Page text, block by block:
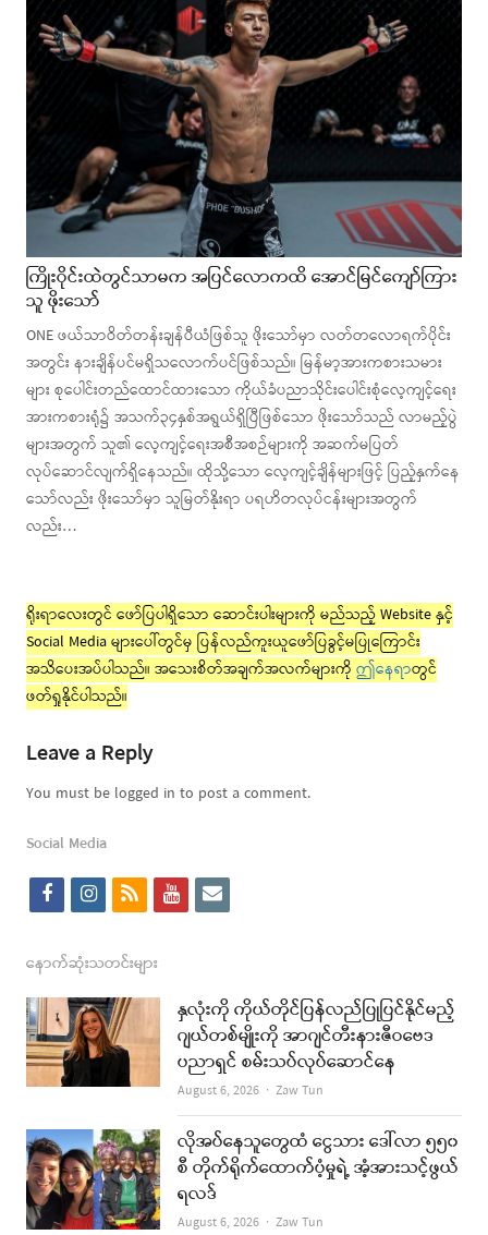
ကြိုးဝိုင်းထဲတွင်သာမက အပြင်လောကထိ အောင်မြင်ကျော်ကြား
သူ ဖိုးသော်
ONE ဖယ်သာဝိတ်တန်းချန်ပီယံဖြစ်သူ ဖိုးသော်မှာ လတ်တလောရက်ပိုင်း
အတွင်း နားချိန်ပင်မရှိသလောက်ပင်ဖြစ်သည်။ မြန်မာ့အားကစားသမား
များ စုပေါင်းတည်ထောင်ထားသော ကိုယ်ခံပညာသိုင်းပေါင်းစုံလေ့ကျင့်ရေး
အားကစားရုံ၌ အသက်၃၄နှစ်အရွယ်ရှိပြီဖြစ်သော ဖိုးသော်သည် လာမည့်ပွဲ
များအတွက် သူ၏ လေ့ကျင့်ရေးအစီအစဉ်များကို အဆက်မပြတ်
လုပ်ဆောင်လျက်ရှိနေသည်။ ထိုသို့သော လေ့ကျင့်ချိန်များဖြင့် ပြည့်နှက်နေ
သော်လည်း ဖိုးသော်မှာ သူမြတ်နိုးရာ ပရဟိတလုပ်ငန်းများအတွက်
လည်း…
ရိုးရာလေးတွင် ဖော်ပြပါရှိသော ဆောင်းပါးများကို မည်သည့် Website နှင့်
Social Media များပေါ်တွင်မှ ပြန်လည်ကူးယူဖော်ပြခွင့်မပြုကြောင်း
အသိပေးအပ်ပါသည်။ အသေးစိတ်အချက်အလက်များကို ဤနေရာတွင်
ဖတ်ရှုနိုင်ပါသည်။
Leave a Reply
You must be logged in to post a comment.
Social Media
f
c
e
b
o
k
i
s
t
a
g
a
m
r
s
y
t
u
b
e
e
i
l
နောက်ဆုံးသတင်းများ
နှလုံးကို ကိုယ်တိုင်ပြန်လည်ပြုပြင်နိုင်မည့်
ဂျယ်တစ်မျိုးကို အာဂျင်တီးနားဇီဝဗေဒ
ပညာရှင် စမ်းသပ်လုပ်ဆောင်နေ
August 6, 2026 Author
Zaw Tun
လိုအပ်နေသူတွေထံ ငွေသား ဒေါ်လာ ၅၅၀
စီ တိုက်ရိုက်ထောက်ပံ့မှုရဲ့ အံ့အားသင့်ဖွယ်
ရလဒ်
August 6, 2026 Author
Zaw Tun